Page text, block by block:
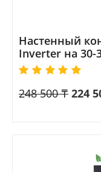
Настенный
Inverter на 30-
248 500 ₸ 224